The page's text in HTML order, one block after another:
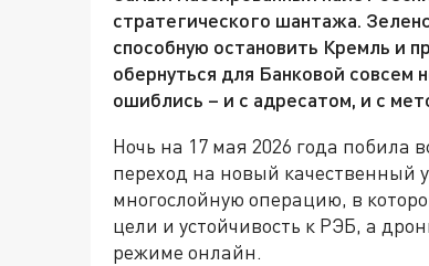
стратегического шантажа.
способную остановить Кремль и
обернуться для Банковой совсем
ошиблись – и с адресатом, и с
Ночь на 17 мая 2026 года побила
переход на новый качественный
многослойную операцию, в
цели и устойчивость к РЭБ, а
режиме онлайн.